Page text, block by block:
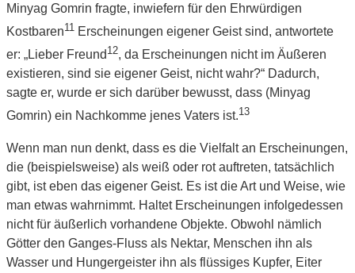
Minyag Gomrin fragte, inwiefern für den Ehrwürdigen
Kostbaren11 Erscheinungen eigener Geist sind, antwortete
er: „Lieber Freund 12, da Erscheinungen nicht im Äußeren
existieren, sind sie eigener Geist, nicht wahr?“ Dadurch,
sagte er, wurde er sich darüber bewusst, dass (Minyag
Gomrin) ein Nachkomme jenes Vaters ist.13
Wenn man nun denkt, dass es die Vielfalt an Erscheinungen,
die (beispielsweise) als weiß oder rot auftreten, tatsächlich
gibt, ist eben das eigener Geist. Es ist die Art und Weise, wie
man etwas wahrnimmt. Haltet Erscheinungen infolgedessen
nicht für äußerlich vorhandene Objekte. Obwohl nämlich
Götter den Ganges-Fluss als Nektar, Menschen ihn als
Wasser und Hungergeister ihn als flüssiges Kupfer, Eiter